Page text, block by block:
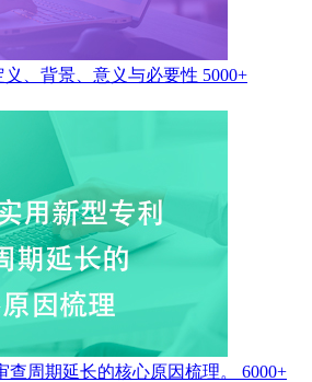
、背景、意义与必要性 5000+
查周期延长的核心原因梳理。
6000+